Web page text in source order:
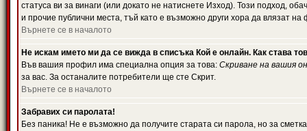
статуса ви за винаги (или докато не натиснете Изход). Този подход,
и прочие публични места, тъй като е възможно други хора да влязат
Върнете се в началото
Не искам името ми да се вижда в списъка Кой е онлайн. Как става
Във вашия профил има специална опция за това: Скриване на вашия
за вас. За останалите потребители ще сте Скрит.
Върнете се в началото
Забравих си паролата!
Без паника! Не е възможно да получите старата си парола, но за